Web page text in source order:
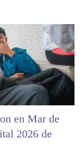
en Mar de
2026 de